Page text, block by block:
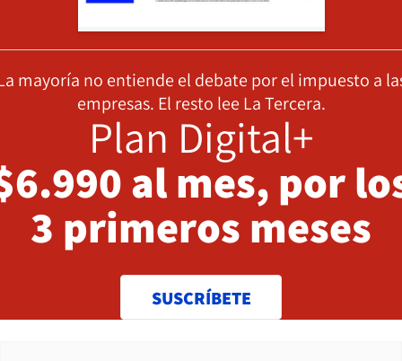
mayoría no entiende el debate por el impuesto a
empresas. El resto lee La Tercera.
Plan Digital+
al mes, por
3 primeros meses
SUSCRÍBETE